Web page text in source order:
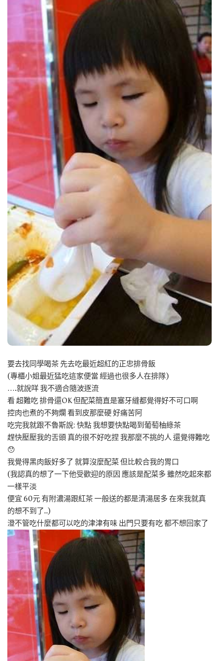
要去找同學喝茶 先去吃最近超紅的正忠排骨飯
(專櫃小姐最近猛吃這家便當 經過也很多人在排隊)
….就說咩 我不適合隨波逐流
看 超難吃 排骨還OK 但配菜簡直是塞牙縫都覺得好不可口啊
控肉也煮的不夠爛 看到皮那麼硬 好痛苦阿
吃完我就跟不魯斯說: 快點 我想要快點喝到葡萄柚綠茶
趕快壓壓我的舌頭 真的很不好吃捏 我那麼不挑的人 還覺得難吃
😯
我覺得黑肉飯好多了 就算沒麼配菜 但比較合我的胃口
(我認真的想了一下他受歡迎的原因 應該是配菜多 雖然吃起來都
一樣平淡
便宜 60元 有附濃湯跟紅茶 一般送的都是清湯居多 在來我就真
的想不到了..)
澄不管吃什麼都可以吃的津津有味 出門只要有吃 都不想回家了